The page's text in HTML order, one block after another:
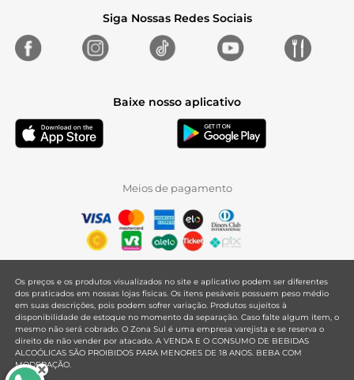
Siga Nossas Redes Sociais
Baixe nosso aplicativo
Meios de pagamento
Os preços e os produtos visualizados no site e aplicativo podem ser diferentes
dos praticados em nossas lojas físicas. Os itens pesáveis possuem peso médio
em suas descrições, pois podem sofrer variação. Produtos sujeitos à
disponibilidade de estoque no momento da separação. Caso falte algum item, o
mesmo não será cobrado. O Zona Sul é uma empresa varejista e se reserva o
direito de não vender por atacado. A VENDA E O CONSUMO DE BEBIDAS
ALCOÓLICAS SÃO PROIBIDOS PARA MENORES DE 18 ANOS. BEBA COM
MODERAÇÃO.